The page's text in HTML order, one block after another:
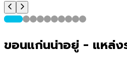
ขอนแก่นน่าอยู่ - แหล่ง